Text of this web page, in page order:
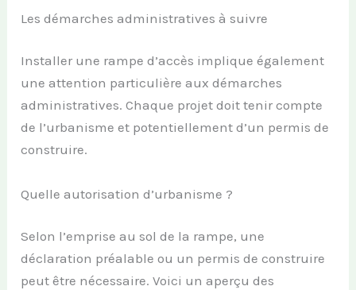
Les démarches administratives à suivre
Installer une rampe d’accès implique également
une attention particulière aux démarches
administratives. Chaque projet doit tenir compte
de l’urbanisme et potentiellement d’un permis de
construire.
Quelle autorisation d’urbanisme ?
Selon l’emprise au sol de la rampe, une
déclaration préalable ou un permis de construire
peut être nécessaire. Voici un aperçu des